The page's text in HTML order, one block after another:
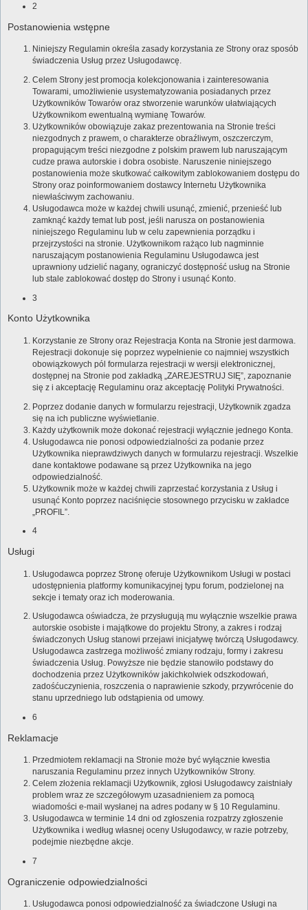
2
Postanowienia wstępne
Niniejszy Regulamin określa zasady korzystania ze Strony oraz sposób
świadczenia Usług przez Usługodawcę.
Celem Strony jest promocja kolekcjonowania i zainteresowania
Towarami, umożliwienie usystematyzowania posiadanych przez
Użytkowników Towarów oraz stworzenie warunków ułatwiających
Użytkownikom ewentualną wymianę Towarów.
Użytkowników obowiązuje zakaz prezentowania na Stronie treści
niezgodnych z prawem, o charakterze obraźliwym, oszczerczym,
propagującym treści niezgodne z polskim prawem lub naruszającym
cudze prawa autorskie i dobra osobiste. Naruszenie niniejszego
postanowienia może skutkować całkowitym zablokowaniem dostępu do
Strony oraz poinformowaniem dostawcy Internetu Użytkownika
niewłaściwym zachowaniu.
Usługodawca może w każdej chwili usunąć, zmienić, przenieść lub
zamknąć każdy temat lub post, jeśli narusza on postanowienia
niniejszego Regulaminu lub w celu zapewnienia porządku i
przejrzystości na stronie. Użytkownikom rażąco lub nagminnie
naruszającym postanowienia Regulaminu Usługodawca jest
uprawniony udzielić nagany, ograniczyć dostępność usług na Stronie
lub stale zablokować dostęp do Strony i usunąć Konto.
3
Konto Użytkownika
Korzystanie ze Strony oraz Rejestracja Konta na Stronie jest darmowa.
Rejestracji dokonuje się poprzez wypełnienie co najmniej wszystkich
obowiązkowych pól formularza rejestracji w wersji elektronicznej,
dostępnej na Stronie pod zakładką „ZAREJESTRUJ SIĘ”, zapoznanie
się z i akceptację Regulaminu oraz akceptację Polityki Prywatności.
Poprzez dodanie danych w formularzu rejestracji, Użytkownik zgadza
się na ich publiczne wyświetlanie.
Każdy użytkownik może dokonać rejestracji wyłącznie jednego Konta.
Usługodawca nie ponosi odpowiedzialności za podanie przez
Użytkownika nieprawdziwych danych w formularzu rejestracji. Wszelkie
dane kontaktowe podawane są przez Użytkownika na jego
odpowiedzialność.
Użytkownik może w każdej chwili zaprzestać korzystania z Usług i
usunąć Konto poprzez naciśnięcie stosownego przycisku w zakładce
„PROFIL”.
4
Usługi
Usługodawca poprzez Stronę oferuje Użytkownikom Usługi w postaci
udostępnienia platformy komunikacyjnej typu forum, podzielonej na
sekcje i tematy oraz ich moderowania.
Usługodawca oświadcza, że przysługują mu wyłącznie wszelkie prawa
autorskie osobiste i majątkowe do projektu Strony, a zakres i rodzaj
świadczonych Usług stanowi przejawi inicjatywę twórczą Usługodawcy.
Usługodawca zastrzega możliwość zmiany rodzaju, formy i zakresu
świadczenia Usług. Powyższe nie będzie stanowiło podstawy do
dochodzenia przez Użytkowników jakichkolwiek odszkodowań,
zadośćuczynienia, roszczenia o naprawienie szkody, przywrócenie do
stanu uprzedniego lub odstąpienia od umowy.
6
Reklamacje
Przedmiotem reklamacji na Stronie może być wyłącznie kwestia
naruszania Regulaminu przez innych Użytkowników Strony.
Celem złożenia reklamacji Użytkownik, zgłosi Usługodawcy zaistniały
problem wraz ze szczegółowym uzasadnieniem za pomocą
wiadomości e-mail wysłanej na adres podany w § 10 Regulaminu.
Usługodawca w terminie 14 dni od zgłoszenia rozpatrzy zgłoszenie
Użytkownika i według własnej oceny Usługodawcy, w razie potrzeby,
podejmie niezbędne akcje.
7
Ograniczenie odpowiedzialności
Usługodawca ponosi odpowiedzialność za świadczone Usługi na